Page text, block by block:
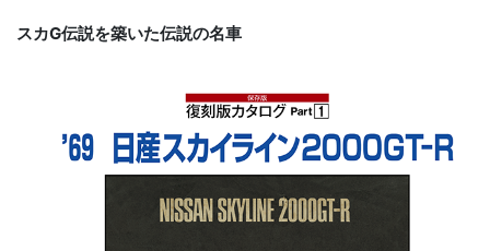
スカG伝説を築いた伝説の名車